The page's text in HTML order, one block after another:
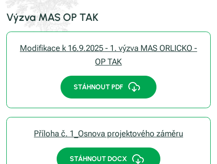
Výzva MAS OP TAK
Modifikace k 16.9.2025 - 1. výzva MAS ORLICKO -
OP TAK
STÁHNOUT PDF
Příloha č. 1_Osnova projektového záměru
STÁHNOUT DOCX